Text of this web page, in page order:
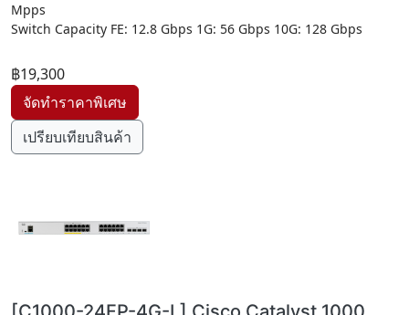
Mpps
Switch Capacity FE: 12.8 Gbps 1G: 56 Gbps 10G: 128 Gbps
฿19,300
เปรียบเทียบสินค้า